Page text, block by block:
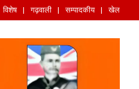
विशेष गढ़वाली सम्पादकीय खेल